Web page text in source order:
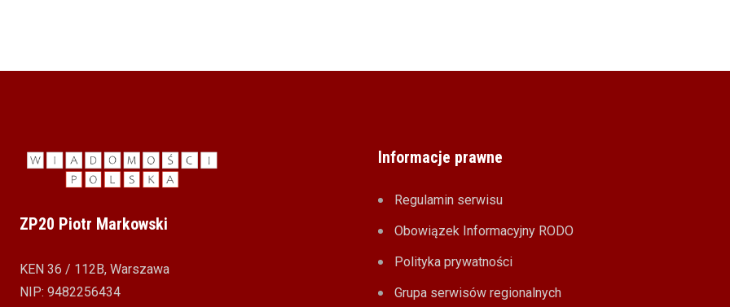
ZP20 Piotr Markowski
KEN 36 / 112B, Warszawa
NIP: 9482256434
Informacje prawne
Regulamin serwisu
Obowiązek Informacyjny RODO
Polityka prywatności
Grupa serwisów regionalnych